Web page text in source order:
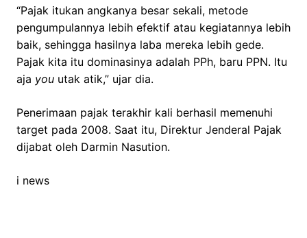
“Pajak itukan angkanya besar sekali, metode
pengumpulannya lebih efektif atau kegiatannya lebih
baik, sehingga hasilnya laba mereka lebih gede.
Pajak kita itu dominasinya adalah PPh, baru PPN. Itu
aja you utak atik,” ujar dia.
Penerimaan pajak terakhir kali berhasil memenuhi
target pada 2008. Saat itu, Direktur Jenderal Pajak
dijabat oleh Darmin Nasution.
i news